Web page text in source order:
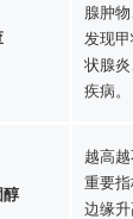
腺肿
发现
状腺
疾病。
醇
越高
重要
边缘